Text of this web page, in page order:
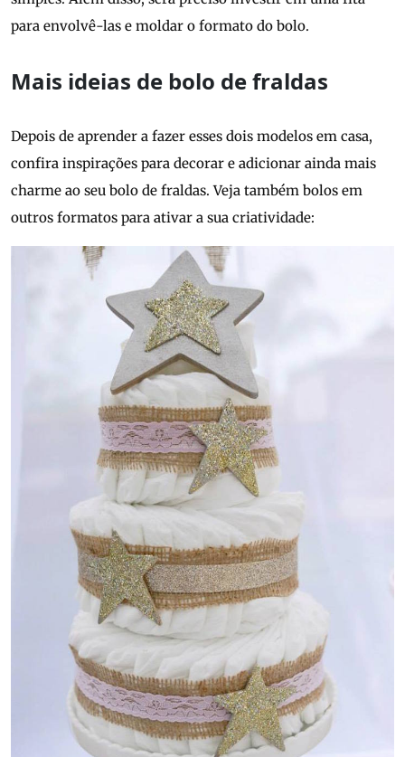
para envolvê-las e moldar o formato do bolo.
Mais ideias de bolo de fraldas
Depois de aprender a fazer esses dois modelos em casa,
confira inspirações para decorar e adicionar ainda mais
charme ao seu bolo de fraldas. Veja também bolos em
outros formatos para ativar a sua criatividade: